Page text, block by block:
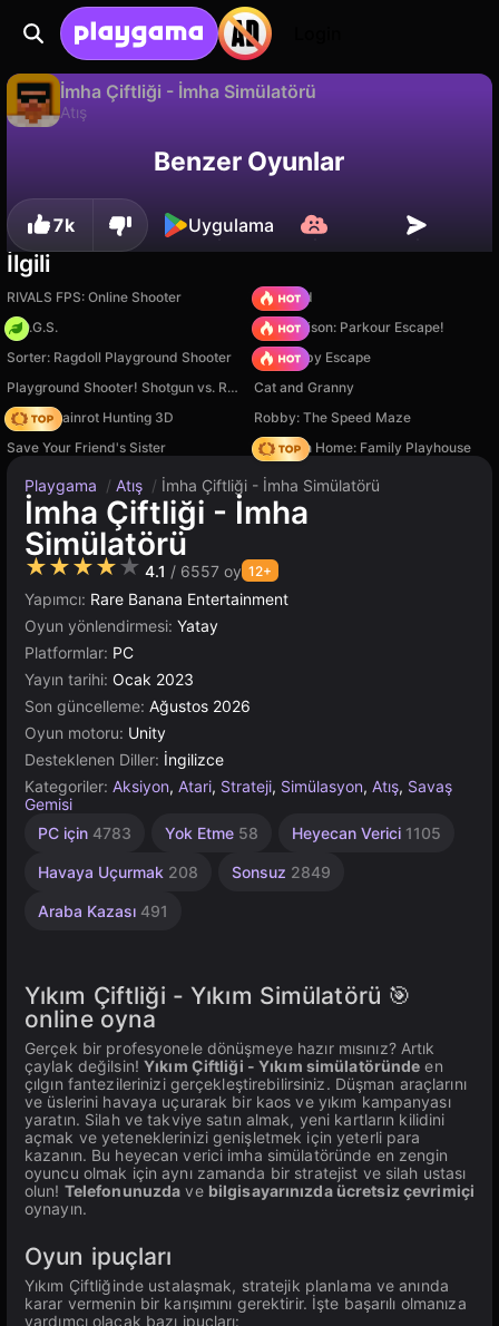
İmha Çiftliği - İmha Simülatörü
Atış
Benzer Oyunlar
7k Uygulama
İlgili
RIVALS FPS: Online Shooter
TB World
H.O.G.S.
Barry Prison: Parkour Escape!
Sorter: Ragdoll Playground Shooter
Your Obby Escape
Playground Shooter! Shotgun vs. Ragdolls!
Cat and Granny
Italian Brainrot Hunting 3D
Robby: The Speed Maze
Save Your Friend's Sister
My Town Home: Family Playhouse
Playgama / Atış / İmha Çiftliği - İmha Simülatörü
İmha Çiftliği - İmha
Simülatörü
★★★★★ 4.1 / 6557 oy 12+
Yapımcı: Rare Banana Entertainment
Oyun yönlendirmesi: Yatay
Platformlar: PC
Yayın tarihi: Ocak 2023
Son güncelleme: Ağustos 2026
Oyun motoru: Unity
Desteklenen Diller: İngilizce
Kategoriler: Aksiyon, Atari, Strateji, Simülasyon, Atış, Savaş
Gemisi
PC için 4783 Yok Etme 58 Heyecan Verici 1105
Havaya Uçurmak 208 Sonsuz 2849
Araba Kazası 491
Çeviklik
Masaüstü
Bağımsız
Vur
64
Sandbox
Artımlı
Yüksek
3571
Açık
382
Asker
Tarayıcı
Unity
3175
Yıkım Çiftliği - Yıkım Simülatörü 🎯
online oyna
Gerçek bir profesyonele dönüşmeye hazır mısınız? Artık
çaylak değilsin!Yıkım Çiftliği - Yıkım simülatöründe en
çılgın fantezilerinizi gerçekleştirebilirsiniz. Düşman araçlarını
ve üslerini havaya uçurarak bir kaos ve yıkım kampanyası
yaratın. Silah ve takviye satın almak, yeni kartların kilidini
açmak ve yeteneklerinizi genişletmek için yeterli para
kazanın. Bu heyecan verici imha simülatöründe en zengin
oyuncu olmak için aynı zamanda bir stratejist ve silah ustası
olun! Telefonunuzda ve bilgisayarınızda ücretsiz çevrimiçi
oynayın.
Oyun ipuçları
Yıkım Çiftliğinde ustalaşmak, stratejik planlama ve anında
karar vermenin bir karışımını gerektirir. İşte başarılı olmanıza
yardımcı olacak bazı ipuçları: